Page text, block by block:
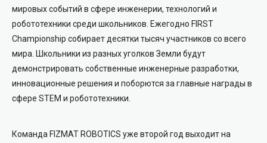
мировых событий в сфере инженерии, технологий и
робототехники среди школьников. Ежегодно FIRST
Championship собирает десятки тысяч участников со всего
мира. Школьники из разных уголков Земли будут
демонстрировать собственные инженерные разработки,
инновационные решения и поборются за главные награды в
сфере STEM и робототехники.
Команда FIZMAT ROBOTICS уже второй год выходит на